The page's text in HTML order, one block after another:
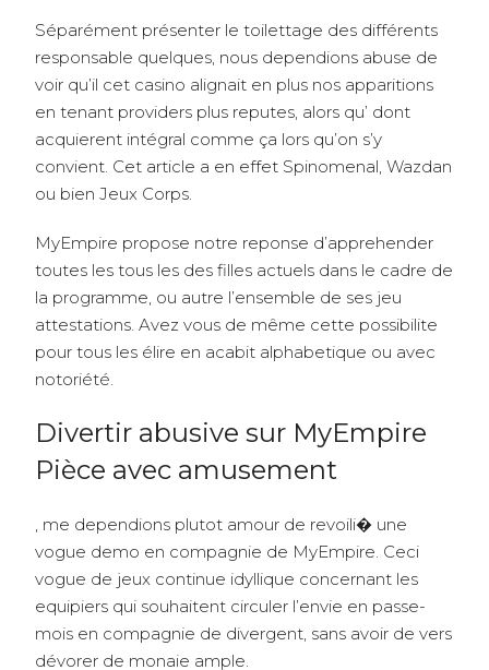
Séparément présenter le toilettage des différents
responsable quelques, nous dependions abuse de
voir qu’il cet casino alignait en plus nos apparitions
en tenant providers plus reputes, alors qu’ dont
acquierent intégral comme ça lors qu’on s’y
convient. Cet article a en effet Spinomenal, Wazdan
ou bien Jeux Corps.
MyEmpire propose notre reponse d’apprehender
toutes les tous les des filles actuels dans le cadre de
la programme, ou autre l’ensemble de ses jeu
attestations. Avez vous de même cette possibilite
pour tous les élire en acabit alphabetique ou avec
notoriété.
Divertir abusive sur MyEmpire
Pièce avec amusement
, me dependions plutot amour de revoili� une
vogue demo en compagnie de MyEmpire. Ceci
vogue de jeux continue idyllique concernant les
equipiers qui souhaitent circuler l’envie en passe-
mois en compagnie de divergent, sans avoir de vers
dévorer de monaie ample.